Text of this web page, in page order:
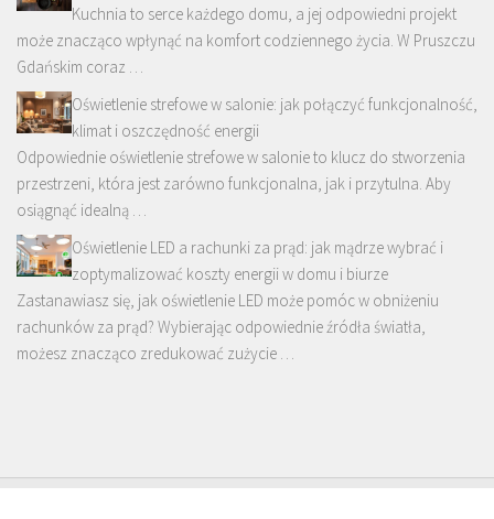
Kuchnia to serce każdego domu, a jej odpowiedni projekt
może znacząco wpłynąć na komfort codziennego życia. W Pruszczu
Gdańskim coraz …
Oświetlenie strefowe w salonie: jak połączyć funkcjonalność,
klimat i oszczędność energii
Odpowiednie oświetlenie strefowe w salonie to klucz do stworzenia
przestrzeni, która jest zarówno funkcjonalna, jak i przytulna. Aby
osiągnąć idealną …
Oświetlenie LED a rachunki za prąd: jak mądrze wybrać i
zoptymalizować koszty energii w domu i biurze
Zastanawiasz się, jak oświetlenie LED może pomóc w obniżeniu
rachunków za prąd? Wybierając odpowiednie źródła światła,
możesz znacząco zredukować zużycie …